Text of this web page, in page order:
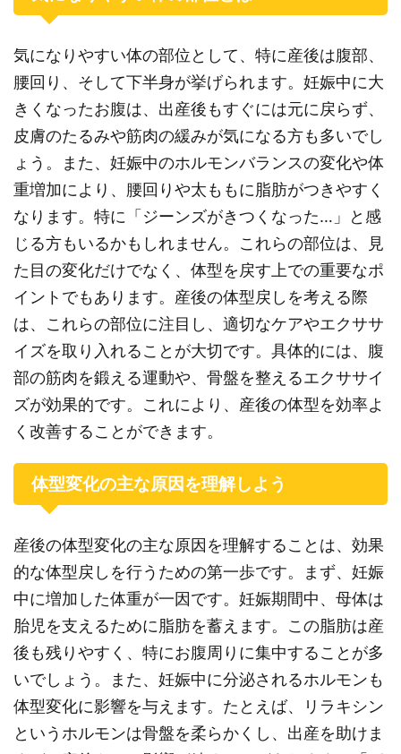
気になりやすい体の部位として、特に産後は腹部、
腰回り、そして下半身が挙げられます。妊娠中に大
きくなったお腹は、出産後もすぐには元に戻らず、
皮膚のたるみや筋肉の緩みが気になる方も多いでし
ょう。また、妊娠中のホルモンバランスの変化や体
重増加により、腰回りや太ももに脂肪がつきやすく
なります。特に「ジーンズがきつくなった…」と感
じる方もいるかもしれません。これらの部位は、見
た目の変化だけでなく、体型を戻す上での重要なポ
イントでもあります。産後の体型戻しを考える際
は、これらの部位に注目し、適切なケアやエクササ
イズを取り入れることが大切です。具体的には、腹
部の筋肉を鍛える運動や、骨盤を整えるエクササイ
ズが効果的です。これにより、産後の体型を効率よ
く改善することができます。
体型変化の主な原因を理解しよう
産後の体型変化の主な原因を理解することは、効果
的な体型戻しを行うための第一歩です。まず、妊娠
中に増加した体重が一因です。妊娠期間中、母体は
胎児を支えるために脂肪を蓄えます。この脂肪は産
後も残りやすく、特にお腹周りに集中することが多
いでしょう。また、妊娠中に分泌されるホルモンも
体型変化に影響を与えます。たとえば、リラキシン
というホルモンは骨盤を柔らかくし、出産を助けま